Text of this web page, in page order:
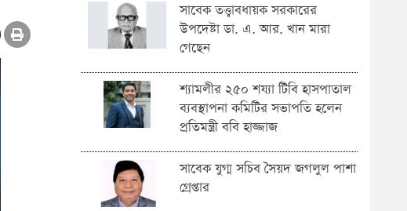
সাবেক তত্ত্বাবধায়ক সরকারের
উপদেষ্টা ডা. এ. আর. খান মারা
গেছেন
শ্যামলীর ২৫০ শয্যা টিবি হাসপাতাল
ব্যবস্থাপনা কমিটির সভাপতি হলেন
প্রতিমন্ত্রী ববি হাজ্জাজ
সাবেক যুগ্ম সচিব সৈয়দ জগলুল পাশা
গ্রেপ্তার